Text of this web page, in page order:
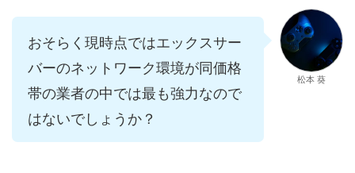
おそらく現時点ではエックスサー
バーのネットワーク環境が同価格
帯の業者の中では最も強力なので
はないでしょうか？
松本 葵